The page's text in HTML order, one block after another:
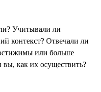
Учитывали ли
контекст? Отвечали ли
или больше
как их осуществить?